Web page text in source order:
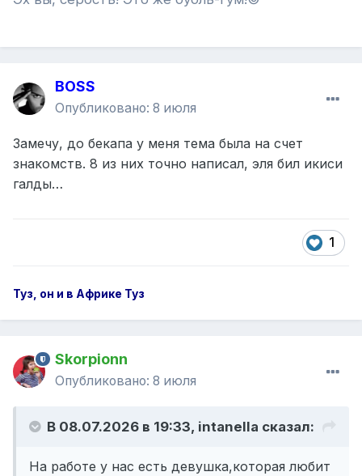
BOSS
Опубликовано: 8 июля
Замечу, до бекапа у меня тема была на счет
знакомств. 8 из них точно написал, эля бил икиси
галды…
1
Туз, он и в Африке Туз
Skorpionn
Опубликовано: 8 июля
В 08.07.2026 в 19:33, intanella сказал:
На работе у нас есть девушка,которая любит